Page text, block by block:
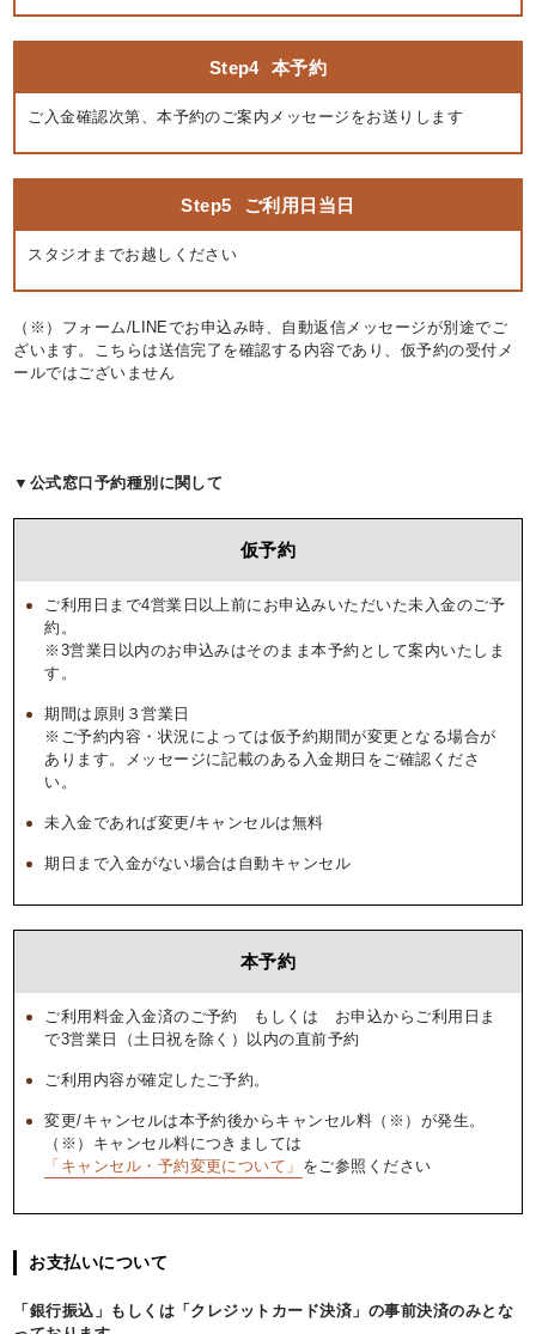
Step4 本予約
ご入金確認次第、本予約のご案内メッセージをお送りします
Step5 ご利用日当日
スタジオまでお越しください
（※）フォーム/LINEでお申込み時、自動返信メッセージが別途でご
ざいます。こちらは送信完了を確認する内容であり、仮予約の受付メ
ールではございません
▼公式窓口予約種別に関して
仮予約
ご利用日まで4営業日以上前にお申込みいただいた未入金のご予
約。
※3営業日以内のお申込みはそのまま本予約として案内いたしま
す。
期間は原則３営業日
※ご予約内容・状況によっては仮予約期間が変更となる場合が
あります。メッセージに記載のある入金期日をご確認くださ
い。
未入金であれば変更/キャンセルは無料
期日まで入金がない場合は自動キャンセル
本予約
ご利用料金入金済のご予約 もしくは お申込からご利用日ま
で3営業日（土日祝を除く）以内の直前予約
ご利用内容が確定したご予約。
変更/キャンセルは本予約後からキャンセル料（※）が発生。
（※）キャンセル料につきましては
「キャンセル・予約変更について」 をご参照ください
お支払いについて
「銀行振込」もしくは「クレジットカード決済」の事前決済のみとな